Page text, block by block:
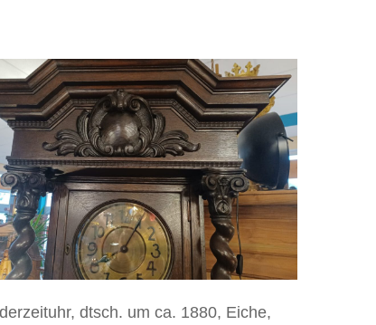
dtsch. um ca. 1880, Eiche,